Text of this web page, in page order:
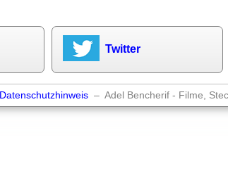
Twitter
Datenschutzhinweis – Adel Bencherif - Filme,